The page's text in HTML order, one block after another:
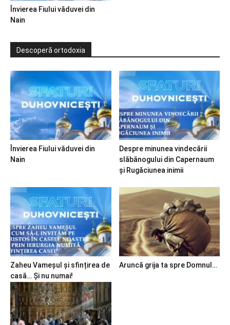
Învierea Fiului văduvei din
Nain
Descoperă ortodoxia
Învierea Fiului văduvei din
Nain
Despre minunea vindecării
slăbănogului din Capernaum
și Rugăciunea inimii
Zaheu Vameșul și sfințirea de
casă… Și nu numai!
Aruncă grija ta spre Domnul…